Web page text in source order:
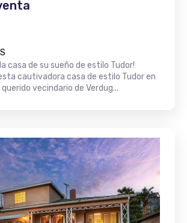
casa de su sueño de estilo Tudor!
cautivadora casa de estilo Tudor en
vecindario de Verdug...